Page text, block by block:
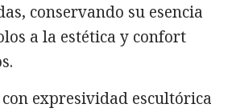
conservando su esencia
a la estética y confort
expresividad escultórica